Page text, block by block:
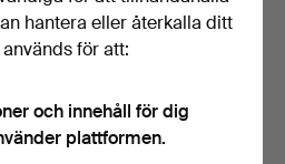
15 bud
274 USD
hantera eller återkalla ditt
för att:
och innehåll för dig
plattformen.